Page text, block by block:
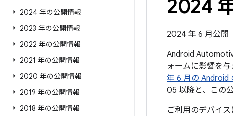
2024 年の公開情報
2023 年の公開情報
2022 年の公開情報
2021 年の公開情報
2020 年の公開情報
2019 年の公開情報
2018 年の公開情報
2024
2024 年 6 月公開
Android
ォームに影響を
年 6 月の Android
05 以降と、この
ご利用のデバイ